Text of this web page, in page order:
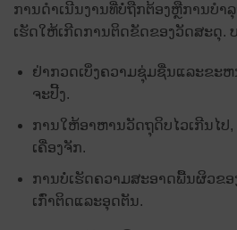
ການດໍາເນີນງານທີ່ບໍ່ຖືກຕ້ອງຫຼືການບໍາ
ເຮັດໃຫ້ເກີດການຕິດຂັດຂອງວັດສະດຸ.
ຢ່າກວດເບິ່ງຄວາມຊຸ່ມຊື່ນແລະຂະ
ຈະປີ້ງ.
ການໃຫ້ອາຫານວັດຖຸດິບໄວເກີນໄ
ເຄື່ອງຈັກ.
ການບໍ່ເຮັດຄວາມສະອາດພື້ນຜິວຂ
ເກົ່າຕິດແລະອຸດຕັນ.